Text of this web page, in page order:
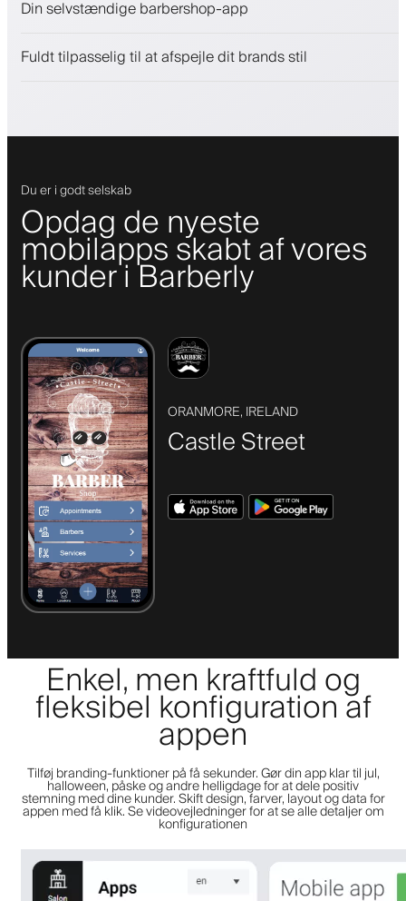
Engager kunder med et loyalitetsprogram
Din selvstændige barbershop-app
Fuldt tilpasselig til at afspejle dit brands stil
Du er i godt selskab
Opdag de nyeste
mobilapps skabt af vores
kunder i Barberly
ORANMORE, IRELAND
Castle Street
Enkel, men kraftfuld og
fleksibel konfiguration af
appen
Tilføj branding-funktioner på få sekunder. Gør din app klar til jul,
halloween, påske og andre helligdage for at dele positiv
stemning med dine kunder. Skift design, farver, layout og data for
appen med få klik. Se videovejledninger for at se alle detaljer om
konfigurationen